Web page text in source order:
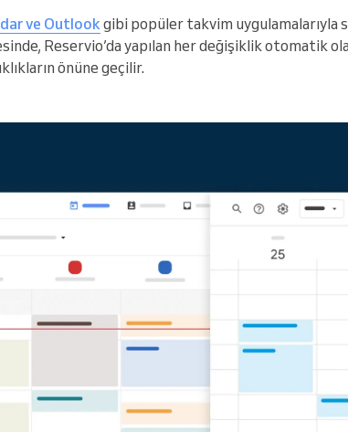
ve Outlook gibi popüler takvim uygulamalarıyla
Reservio’da yapılan her değişiklik otomatik
önüne geçilir.